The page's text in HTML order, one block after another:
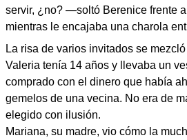
servir, ¿no? —soltó Berenice frente
mientras le encajaba una charola
La risa de varios invitados se
Valeria tenía 14 años y llevaba un
comprado con el dinero que había
gemelos de una vecina. No era de
elegido con ilusión.
Mariana, su madre, vio cómo la